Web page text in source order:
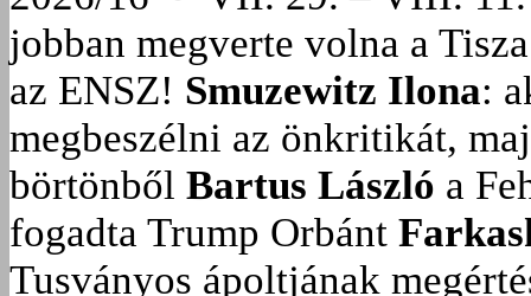
jobban megverte volna a
az ENSZ! Smuzewitz Ilona:
megbeszélni az önkritikát,
börtönből Bartus László a
fogadta Trump Orbánt
Tusványos ápoltjának